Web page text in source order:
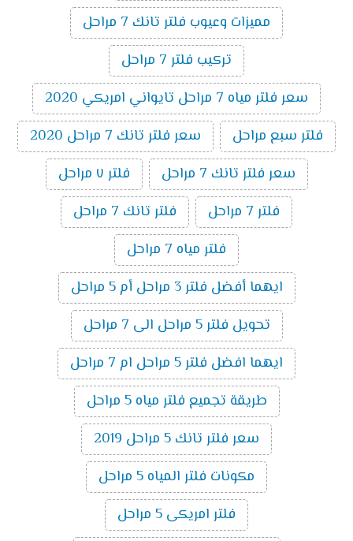
مميزات وعيوب فلتر تانك 7 مراحل
تركيب فلتر 7 مراحل
سعر فلتر مياه 7 مراحل تايواني امريكي 2020
فلتر سبع مراحل
سعر فلتر تانك 7 مراحل 2020
سعر فلتر تانك 7 مراحل
فلتر ٧ مراحل
فلتر 7 مراحل
فلتر تانك 7 مراحل
فلتر مياه 7 مراحل
ايهما أفضل فلتر 3 مراحل أم 5 مراحل
تحويل فلتر 5 مراحل الى 7 مراحل
ايهما افضل فلتر 5 مراحل ام 7 مراحل
طريقة تجميع فلتر مياه 5 مراحل
سعر فلتر تانك 5 مراحل 2019
مكونات فلتر المياه 5 مراحل
فلتر امريكى 5 مراحل